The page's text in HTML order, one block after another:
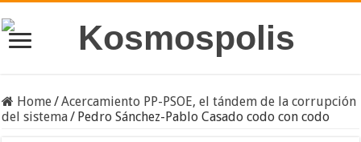
Home/Acercamiento PP-PSOE, el tándem de la corrupción
del sistema/ Pedro Sánchez-Pablo Casado codo con codo